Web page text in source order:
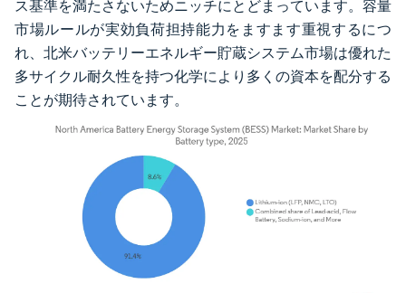
ス基準を満たさないためニッチにとどまっています。容量
市場ルールが実効負荷担持能力をますます重視するにつ
れ、北米バッテリーエネルギー貯蔵システム市場は優れた
多サイクル耐久性を持つ化学により多くの資本を配分する
ことが期待されています。